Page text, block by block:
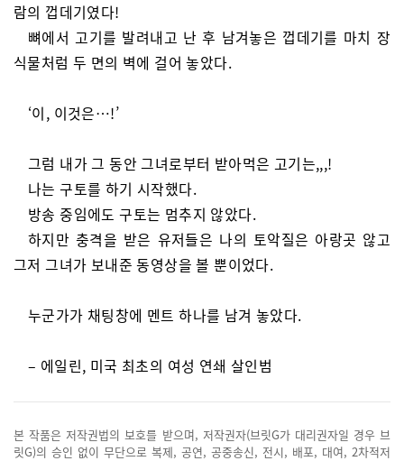
람의 껍데기였다!
뼈에서 고기를 발려내고 난 후 남겨놓은 껍데기를 마치 장
식물처럼 두 면의 벽에 걸어 놓았다.
‘이, 이것은…!’
그럼 내가 그 동안 그녀로부터 받아먹은 고기는,,,!
나는 구토를 하기 시작했다.
방송 중임에도 구토는 멈추지 않았다.
하지만 충격을 받은 유저들은 나의 토악질은 아랑곳 않고
그저 그녀가 보내준 동영상을 볼 뿐이었다.
누군가가 채팅창에 멘트 하나를 남겨 놓았다.
– 에일린, 미국 최초의 여성 연쇄 살인범
본 작품은 저작권법의 보호를 받으며, 저작권자(브릿G가 대리권자일 경우 브
릿G)의 승인 없이 무단으로 복제, 공연, 공중송신, 전시, 배포, 대여, 2차적저